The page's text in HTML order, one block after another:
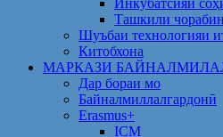
Инкубатсияи
Ташкили
Шуъбаи технологияи
Китобхона
МАРКАЗИ
Дар бораи мо
Байналмиллалгардонӣ
Erasmus+
ICM